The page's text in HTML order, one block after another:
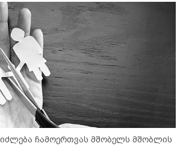
ჩამოერთვას მშობელს მშობლის